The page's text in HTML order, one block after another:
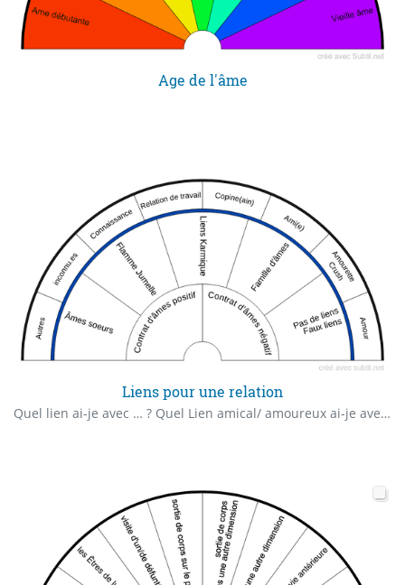
Age de l'âme
Liens pour une relation
Quel lien ai-je avec … ? Quel Lien amical/ amoureux ai-je avec … ? Quelle relation avec ... ?